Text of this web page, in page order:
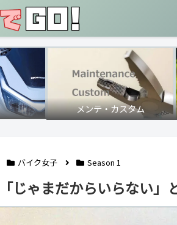
メンテ・カスタム
バイク女子 Season 1
じゃまだからいらない」